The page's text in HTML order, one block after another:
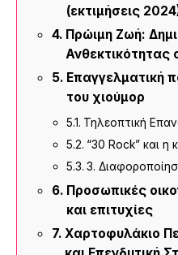
(εκτιμήσεις
Πρώιμη Ζωή:
Ανθεκτικότητας
Επαγγελματική
του χιούμορ
Τηλεοπτική
“30 Rock” και
3.
Προσωπικές
και επιτυχίες
Χαρτοφυλάκιο